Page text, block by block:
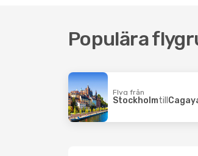
Populära
Flyg från
Stockholmtill